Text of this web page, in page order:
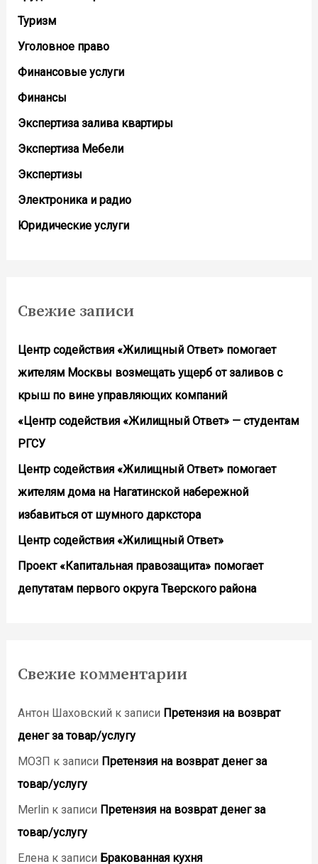
Туризм
Уголовное право
Финансовые услуги
Финансы
Экспертиза залива квартиры
Экспертиза Мебели
Экспертизы
Электроника и радио
Юридические услуги
Свежие записи
Центр содействия «Жилищный Ответ» помогает
жителям Москвы возмещать ущерб от заливов с
крыш по вине управляющих компаний
«Центр содействия «Жилищный Ответ» — студентам
РГСУ
Центр содействия «Жилищный Ответ» помогает
жителям дома на Нагатинской набережной
избавиться от шумного даркстора
Центр содействия «Жилищный Ответ»
Проект «Капитальная правозащита» помогает
депутатам первого округа Тверского района
Свежие комментарии
Антон Шаховский к записи Претензия на возврат
денег за товар/услугу
МОЗП к записи Претензия на возврат денег за
товар/услугу
Merlin к записи Претензия на возврат денег за
товар/услугу
Еленак записи Бракованная кухня